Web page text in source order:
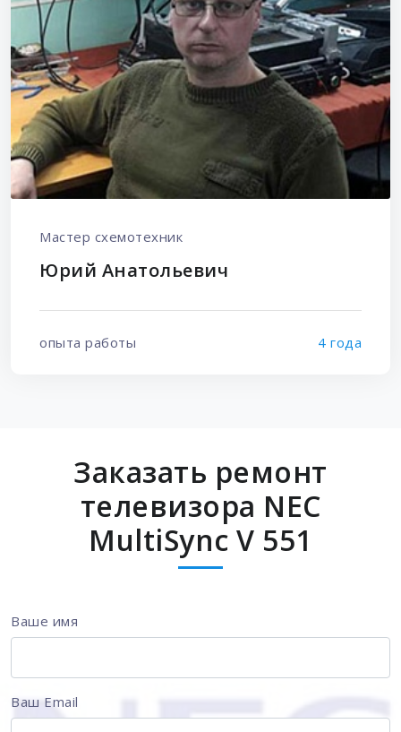
Мастер схемотехник
Юрий Анатольевич
опыта работы 4 года
Заказать ремонт
телевизора NEC
MultiSync V 551
Ваше имя
Ваш Email